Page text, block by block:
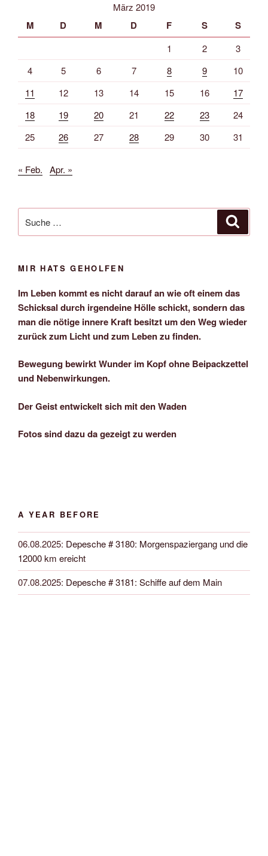
März 2019
M D M D F S S
1 2
3
4
5 6 7 8 9
10
11
12 13 14 15 16
17
18
19 20 21 22 23
24
25
26 27 28 29 30 31
« Feb. Apr. »
nach:
MIR HATS GEHOLFEN
Im Leben kommt es nicht darauf an wie oft einem das
Schicksal durch irgendeine Hölle schickt, sondern das
man die nötige innere Kraft besitzt um den Weg wieder
zurück zum Licht und zum Leben zu finden.
Bewegung bewirkt Wunder im Kopf ohne Beipackzettel
und Nebenwirkungen.
Der Geist entwickelt sich mit den Waden
Fotos sind dazu da gezeigt zu werden
A YEAR BEFORE
06.08.2025: Depesche # 3180: Morgenspaziergang und die
12000 km ereicht
07.08.2025: Depesche # 3181: Schiffe auf dem Main